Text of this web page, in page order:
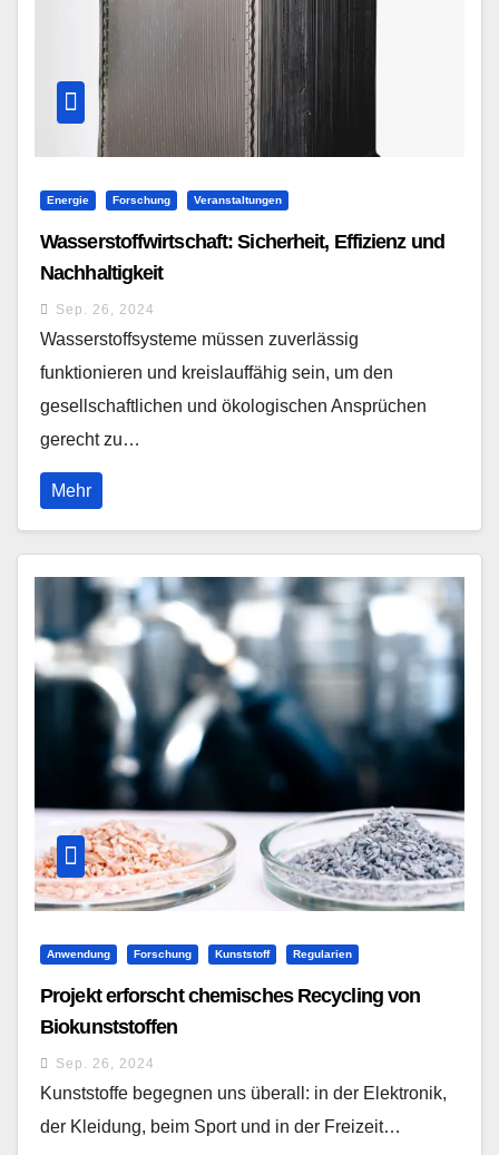
Energie Forschung Veranstaltungen
Wasserstoffwirtschaft: Sicherheit, Effizienz und
Nachhaltigkeit
Sep. 26, 2024
Wasserstoffsysteme müssen zuverlässig
funktionieren und kreislauffähig sein, um den
gesellschaftlichen und ökologischen Ansprüchen
gerecht zu…
Mehr
Anwendung Forschung Kunststoff Regularien
Projekt erforscht chemisches Recycling von
Biokunststoffen
Sep. 26, 2024
Kunststoffe begegnen uns überall: in der Elektronik,
der Kleidung, beim Sport und in der Freizeit…